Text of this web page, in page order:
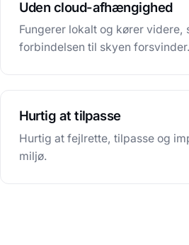
Uden cloud-afhængighed
Fungerer lokalt og kører videre,
forbindelsen til skyen forsvinder.
Hurtig at tilpasse
Hurtig at fejlrette, tilpasse og
miljø.